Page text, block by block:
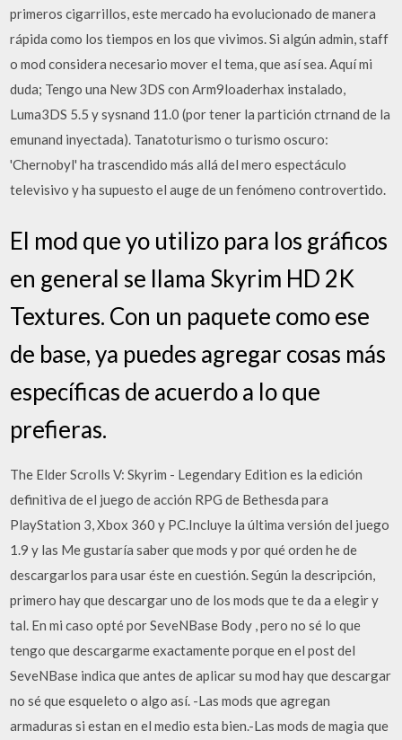
primeros cigarrillos, este mercado ha evolucionado de manera
rápida como los tiempos en los que vivimos. Si algún admin, staff
o mod considera necesario mover el tema, que así sea. Aquí mi
duda; Tengo una New 3DS con Arm9loaderhax instalado,
Luma3DS 5.5 y sysnand 11.0 (por tener la partición ctrnand de la
emunand inyectada). Tanatoturismo o turismo oscuro:
'Chernobyl' ha trascendido más allá del mero espectáculo
televisivo y ha supuesto el auge de un fenómeno controvertido.
El mod que yo utilizo para los gráficos
en general se llama Skyrim HD 2K
Textures. Con un paquete como ese
de base, ya puedes agregar cosas más
específicas de acuerdo a lo que
prefieras.
The Elder Scrolls V: Skyrim - Legendary Edition es la edición
definitiva de el juego de acción RPG de Bethesda para
PlayStation 3, Xbox 360 y PC.Incluye la última versión del juego
1.9 y las Me gustaría saber que mods y por qué orden he de
descargarlos para usar éste en cuestión. Según la descripción,
primero hay que descargar uno de los mods que te da a elegir y
tal. En mi caso opté por SeveNBase Body , pero no sé lo que
tengo que descargarme exactamente porque en el post del
SeveNBase indica que antes de aplicar su mod hay que descargar
no sé que esqueleto o algo así. -Las mods que agregan
armaduras si estan en el medio esta bien.-Las mods de magia que